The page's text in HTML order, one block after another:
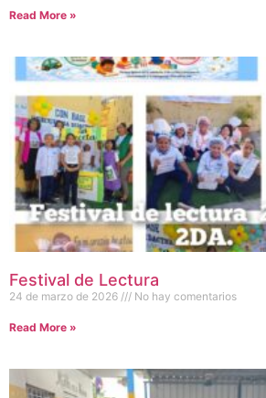
Read More »
Festival de Lectura
24 de marzo de 2026 No hay comentarios
Read More »